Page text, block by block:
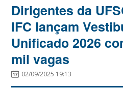
Dirigentes da
IFC lançam
Unificado 2026
mil vagas
02/09/2025 19:13